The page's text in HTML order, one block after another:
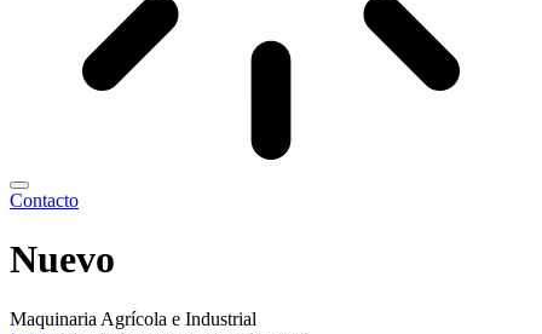
Contacto
Nuevo
Maquinaria Agrícola e Industrial